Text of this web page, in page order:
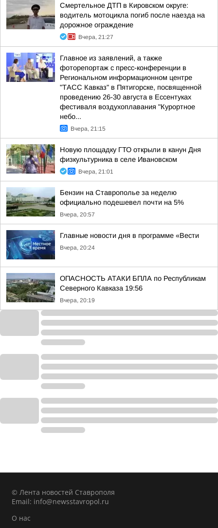
Смертельное ДТП в Кировском округе:
водитель мотоцикла погиб после наезда на
дорожное ограждение
Вчера, 21:27
Главное из заявлений, а также
фоторепортаж с пресс-конференции в
Региональном информационном центре
"ТАСС Кавказ" в Пятигорске, посвященной
проведению 26-30 августа в Ессентуках
фестиваля воздухоплавания "Курортное
небо...
Вчера, 21:15
Новую площадку ГТО открыли в канун Дня
физкультурника в селе Ивановском
Вчера, 21:01
Бензин на Ставрополье за неделю
официально подешевел почти на 5%
Вчера, 20:57
Главные новости дня в программе «Вести
Вчера, 20:24
ОПАСНОСТЬ АТАКИ БПЛА по Республикам
Северного Кавказа 19:56
Вчера, 20:19
© Лента новостей Ставрополя
Email: info@newsstavropol.ru
О нас